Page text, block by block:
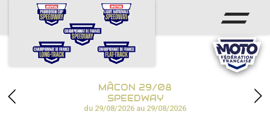
ACCUEIL
CALENDRIER
CHAMPIONNATSMÂCON 29/08
SPEEDWAY
du 29/08/2026 au 29/08/2026